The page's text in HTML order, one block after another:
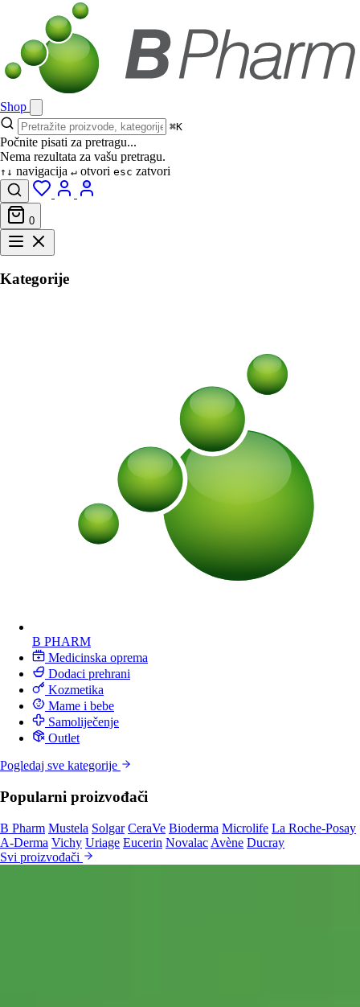
Shop
⌘K
Počnite pisati za pretragu...
Nema rezultata za vašu pretragu.
↑↓ navigacija ↵ otvori esc zatvori
0
Kategorije
B PHARM
Medicinska oprema
Dodaci prehrani
Kozmetika
Mame i bebe
Samoliječenje
Outlet
Pogledaj sve kategorije
Popularni proizvođači
B Pharm Mustela Solgar CeraVe Bioderma Microlife La Roche-Posay
A-Derma Vichy Uriage Eucerin Novalac Avène Ducray
Svi proizvođači